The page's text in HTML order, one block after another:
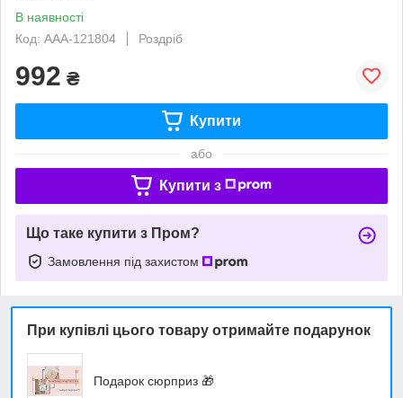
В наявності
Код: AAA-121804
Роздріб
992 ₴
Купити
або
Купити з
Що таке купити з Пром?
Замовлення під захистом
При купівлі цього товару отримайте подарунок
Подарок сюрприз 🎁